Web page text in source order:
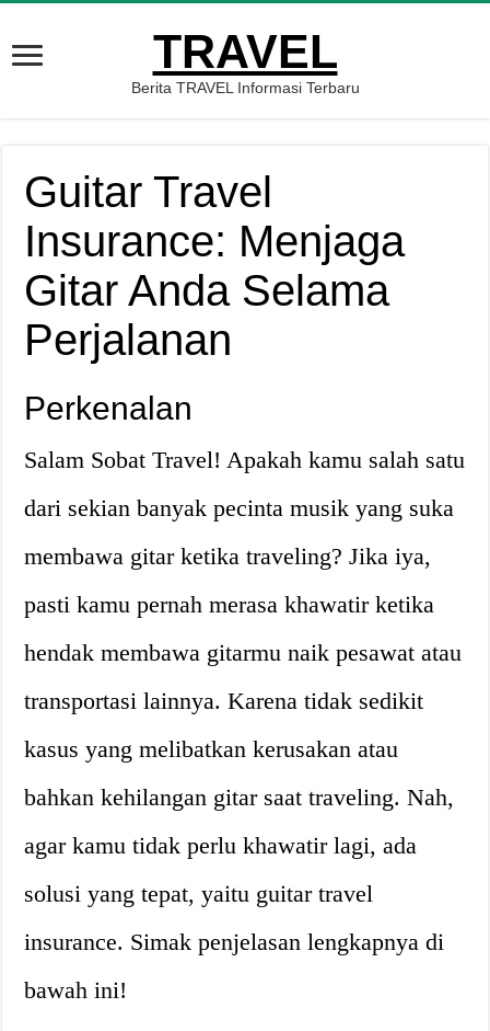
TRAVEL
Berita TRAVEL Informasi Terbaru
Guitar Travel
Insurance: Menjaga
Gitar Anda Selama
Perjalanan
Perkenalan
Salam Sobat Travel! Apakah kamu salah satu
dari sekian banyak pecinta musik yang suka
membawa gitar ketika traveling? Jika iya,
pasti kamu pernah merasa khawatir ketika
hendak membawa gitarmu naik pesawat atau
transportasi lainnya. Karena tidak sedikit
kasus yang melibatkan kerusakan atau
bahkan kehilangan gitar saat traveling. Nah,
agar kamu tidak perlu khawatir lagi, ada
solusi yang tepat, yaitu guitar travel
insurance. Simak penjelasan lengkapnya di
bawah ini!